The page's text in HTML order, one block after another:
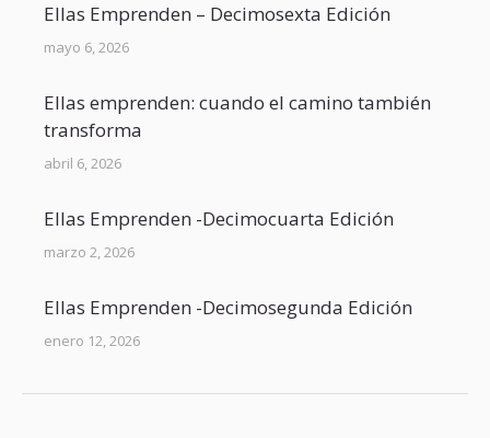
Ellas Emprenden – Decimosexta Edición
mayo 6, 2026
Ellas emprenden: cuando el camino también
transforma
abril 6, 2026
Ellas Emprenden -Decimocuarta Edición
marzo 2, 2026
Ellas Emprenden -Decimosegunda Edición
enero 12, 2026